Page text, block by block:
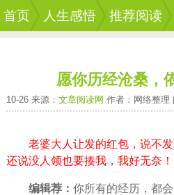
首页 人生感悟 推荐阅读
愿你历经沧桑，
10-26 来源： 文章阅读网 作者：网络整理
老婆大人让发的红包，说不
还说没人领也要揍我，我好无奈！
编辑荐： 你所有的经历，都